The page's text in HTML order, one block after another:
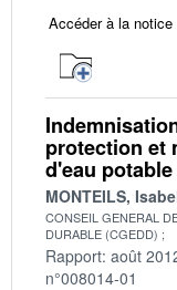
Accéder à la notice
protection et
d'eau potable
MONTEILS,
CONSEIL GENERAL
DURABLE (CGEDD)
Rapport: août
n°008014-01